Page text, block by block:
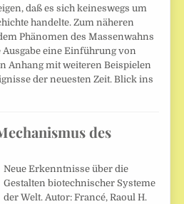
daß es sich keineswegs um
handelte. Zum näheren
Phänomen des Massenwahns
Ausgabe eine Einführung von
Anhang mit weiteren Beispielen
der neuesten Zeit. Blick ins
des
Neue Erkenntnisse über die
Gestalten biotechnischer Systeme
der Welt. Autor: Francé, Raoul H.